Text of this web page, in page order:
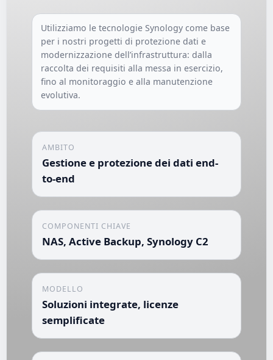
Utilizziamo le tecnologie Synology come base
per i nostri progetti di protezione dati e
modernizzazione dell’infrastruttura: dalla
raccolta dei requisiti alla messa in esercizio,
fino al monitoraggio e alla manutenzione
evolutiva.
AMBITO
Gestione e protezione dei dati end-
to-end
COMPONENTI CHIAVE
NAS, Active Backup, Synology C2
MODELLO
Soluzioni integrate, licenze
semplificate